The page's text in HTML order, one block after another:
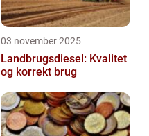
03 november 2025
Landbrugsdiesel: Kvalitet
og korrekt brug